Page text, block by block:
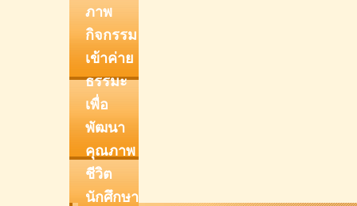
ภาพ
กิจกรรม
เข้าค่าย
ธรรมะ
เพื่อ
พัฒนา
คุณภาพ
ชีวิต
นักศึกษา